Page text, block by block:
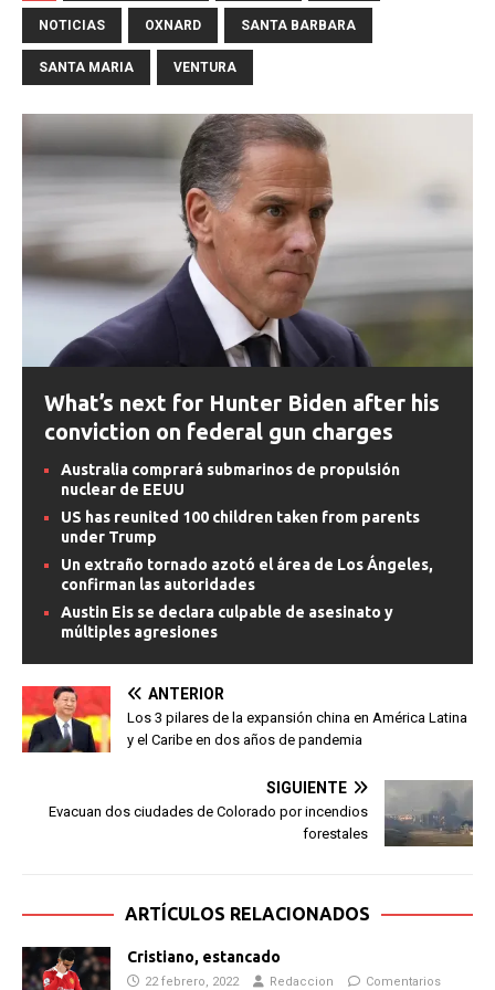
NOTICIAS OXNARD SANTA BARBARA
SANTA MARIA VENTURA
What’s next for Hunter Biden after his
conviction on federal gun charges
Australia comprará submarinos de propulsión
nuclear de EEUU
US has reunited 100 children taken from parents
under Trump
Un extraño tornado azotó el área de Los Ángeles,
confirman las autoridades
Austin Eis se declara culpable de asesinato y
múltiples agresiones
ANTERIOR
Los 3 pilares de la expansión china en América Latina
y el Caribe en dos años de pandemia
SIGUIENTE
Evacuan dos ciudades de Colorado por incendios
forestales
ARTÍCULOS RELACIONADOS
Cristiano, estancado
22 febrero, 2022 Redaccion Comentarios